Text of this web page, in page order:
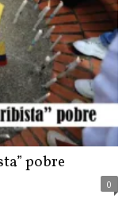
pobre
0